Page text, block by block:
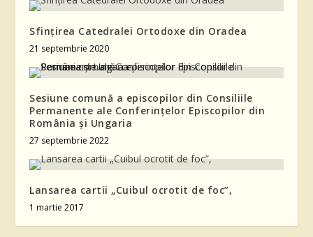
Sfințirea Catedralei Ortodoxe din Oradea
21 septembrie 2020
Sesiune comună a episcopilor din Consiliile
Permanente ale Conferinţelor Episcopilor din
România şi Ungaria
27 septembrie 2022
Lansarea cartii „Cuibul ocrotit de foc”,
1 martie 2017